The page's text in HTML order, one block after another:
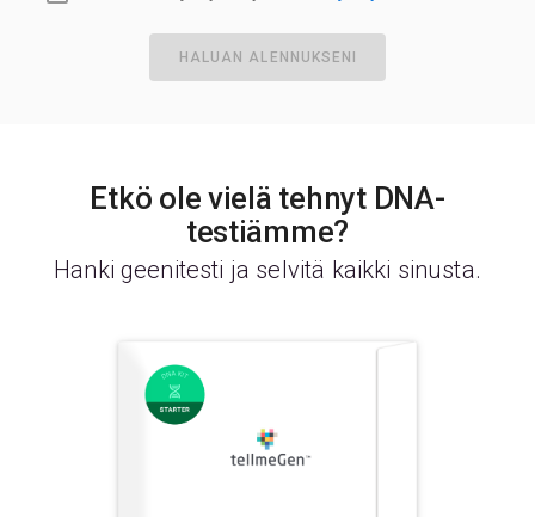
HALUAN ALENNUKSENI
Etkö ole vielä tehnyt DNA-
testiämme?
Hanki geenitesti ja selvitä kaikki sinusta.